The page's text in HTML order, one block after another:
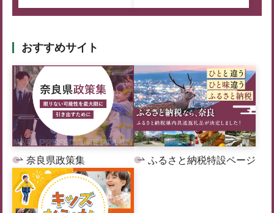
おすすめサイト
奈良県政策集 ふるさと納税特設ページ